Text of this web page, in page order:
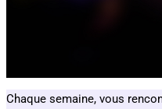
Chaque semaine, vous